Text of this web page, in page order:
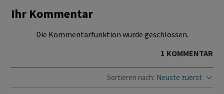
Ihr Kommentar
Die Kommentarfunktion wurde geschlossen.
1 KOMMENTAR
Sortieren nach: Neuste zuerst